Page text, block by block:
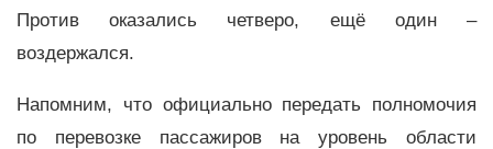
Против оказались четверо, ещё один –
воздержался.
Напомним, что официально передать полномочия
по перевозке пассажиров на уровень области